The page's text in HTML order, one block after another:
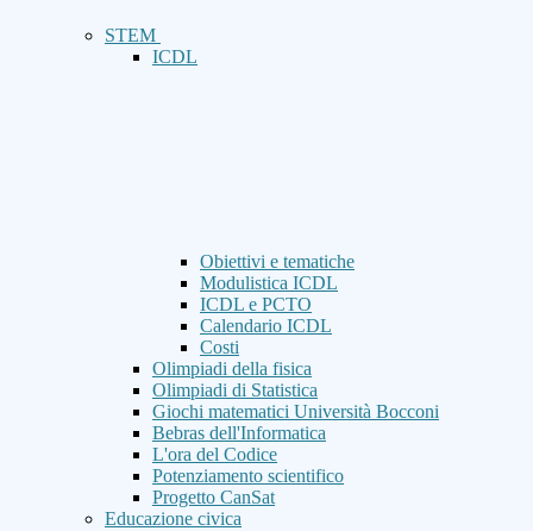
STEM
ICDL
Obiettivi e tematiche
Modulistica ICDL
ICDL e PCTO
Calendario ICDL
Costi
Olimpiadi della fisica
Olimpiadi di Statistica
Giochi matematici Università Bocconi
Bebras dell'Informatica
L'ora del Codice
Potenziamento scientifico
Progetto CanSat
Educazione civica